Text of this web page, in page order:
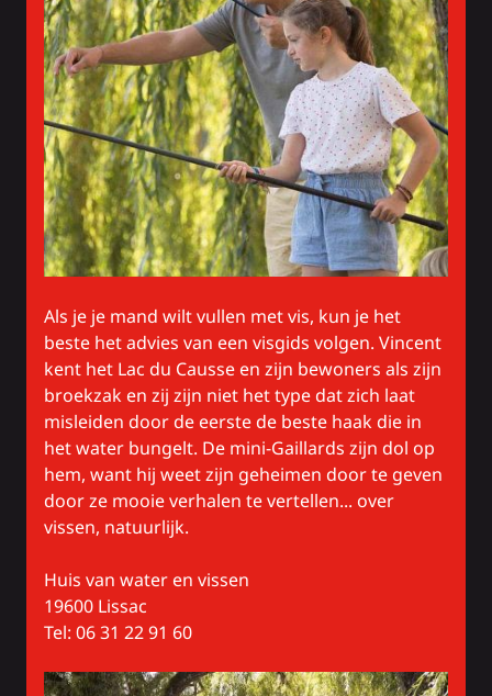
Als je je mand wilt vullen met vis, kun je het
beste het advies van een visgids volgen. Vincent
kent het Lac du Causse en zijn bewoners als zijn
broekzak en zij zijn niet het type dat zich laat
misleiden door de eerste de beste haak die in
het water bungelt. De mini-Gaillards zijn dol op
hem, want hij weet zijn geheimen door te geven
door ze mooie verhalen te vertellen... over
vissen, natuurlijk.
Huis van water en vissen
19600 Lissac
Tel: 06 31 22 91 60